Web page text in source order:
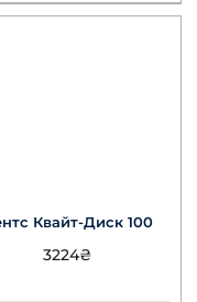
Квайт-Диск 100
3224₴